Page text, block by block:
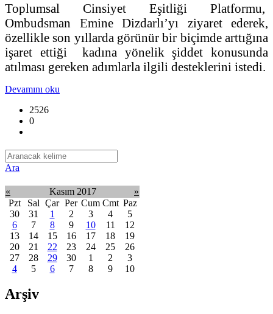
Toplumsal Cinsiyet Eşitliği Platformu,
Ombudsman Emine Dizdarlı’yı ziyaret ederek,
özellikle son yıllarda görünür bir biçimde arttığına
işaret ettiği kadına yönelik şiddet konusunda
atılması gereken adımlarla ilgili desteklerini istedi.
Devamını oku
2526
0
Ara
« Kasım 2017
»
Pzt
Sal Çar Per Cum Cmt Paz
30
31 1 2 3 4
5
6
7 8 9 10 11
12
13
14 15 16 17 18
19
20
21 22 23 24 25
26
27
28 29 30 1 2
3
4
5 6 7 8 9 10
Arşiv